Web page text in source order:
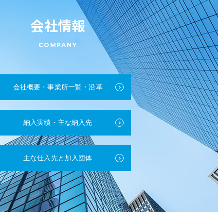
シリーズ》
の協賛
会社情報
COMPANY
会社概要・事業所一覧・沿革
納入実績・主な納入先
主な仕入先と加入団体